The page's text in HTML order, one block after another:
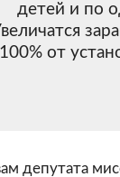
детей и по
100% от
депутата